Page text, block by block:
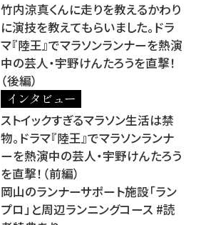
竹内涼真くんに走りを教えるかわり
に演技を教えてもらいました。ドラ
マ『陸王』でマラソンランナーを熱演
中の芸人・宇野けんたろうを直撃！
（後編）
インタビュー
ストイックすぎるマラソン生活は禁
物。ドラマ『陸王』でマラソンランナ
ーを熱演中の芸人・宇野けんたろう
を直撃！（前編）
岡山のランナーサポート施設「ラン
プロ」と周辺ランニングコース #読